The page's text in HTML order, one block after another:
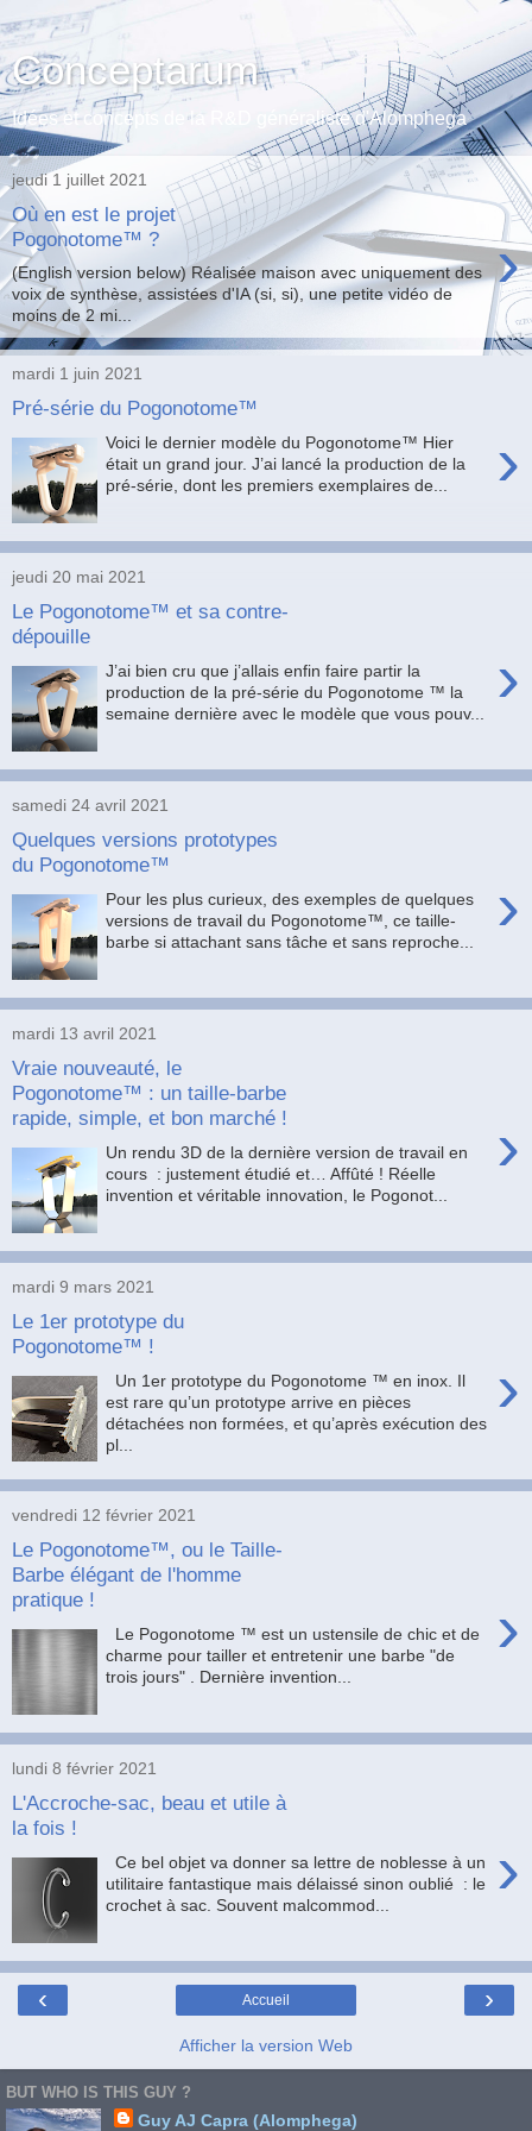
Conceptarum
Idées et concepts de la R&D généraliste d'Alomphega
jeudi 1 juillet 2021
Où en est le projet
Pogonotome™ ?
›
(English version below) Réalisée maison avec uniquement des
voix de synthèse, assistées d'IA (si, si), une petite vidéo de
moins de 2 mi...
mardi 1 juin 2021
Pré-série du Pogonotome™
›
Voici le dernier modèle du Pogonotome™ Hier
était un grand jour. J’ai lancé la production de la
pré-série, dont les premiers exemplaires de...
jeudi 20 mai 2021
Le Pogonotome™ et sa contre-
dépouille
›
J’ai bien cru que j’allais enfin faire partir la
production de la pré-série du Pogonotome ™ la
semaine dernière avec le modèle que vous pouv...
samedi 24 avril 2021
Quelques versions prototypes
du Pogonotome™
›
Pour les plus curieux, des exemples de quelques
versions de travail du Pogonotome™, ce taille-
barbe si attachant sans tâche et sans reproche...
mardi 13 avril 2021
Vraie nouveauté, le
Pogonotome™ : un taille-barbe
rapide, simple, et bon marché !
›
Un rendu 3D de la dernière version de travail en
cours : justement étudié et… Affûté ! Réelle
invention et véritable innovation, le Pogonot...
mardi 9 mars 2021
Le 1er prototype du
Pogonotome™ !
›
Un 1er prototype du Pogonotome ™ en inox. Il
est rare qu’un prototype arrive en pièces
détachées non formées, et qu’après exécution des
pl...
vendredi 12 février 2021
Le Pogonotome™, ou le Taille-
Barbe élégant de l'homme
pratique !
›
Le Pogonotome ™ est un ustensile de chic et de
charme pour tailler et entretenir une barbe "de
trois jours" . Dernière invention...
lundi 8 février 2021
L'Accroche-sac, beau et utile à
la fois !
›
Ce bel objet va donner sa lettre de noblesse à un
utilitaire fantastique mais délaissé sinon oublié : le
crochet à sac. Souvent malcommod...
‹ ›
Accueil
Afficher la version Web
BUT WHO IS THIS GUY ?
Guy AJ Capra (Alomphega)